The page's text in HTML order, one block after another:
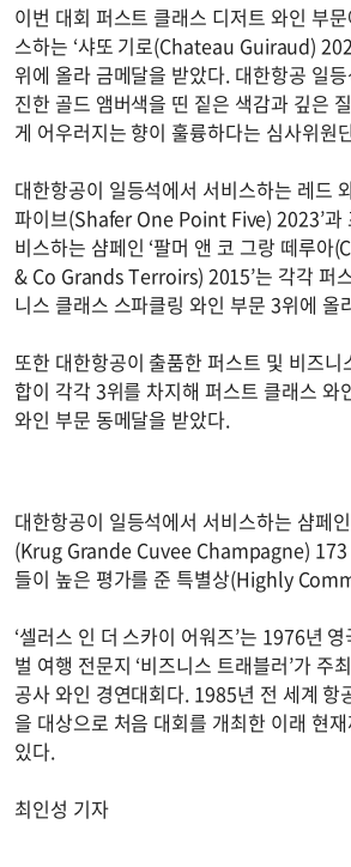
이번 대회 퍼스트 클래스 디저트 와인 부
스하는 ‘샤또 기로(Chateau Guiraud)
위에 올라 금메달을 받았다. 대한항공 일
진한 골드 앰버색을 띤 짙은 색감과 깊은
게 어우러지는 향이 훌륭하다는 심사위원
대한항공이 일등석에서 서비스하는 레드
파이브(Shafer One Point Five) 2023’과
비스하는 샴페인 ‘팔머 앤 코 그랑 떼루
& Co Grands Terroirs) 2015’는 각각 퍼
니스 클래스 스파클링 와인 부문 3위에 올
또한 대한항공이 출품한 퍼스트 및 비즈니
합이 각각 3위를 차지해 퍼스트 클래스 와
와인 부문 동메달을 받았다.
대한항공이 일등석에서 서비스하는 샴페
(Krug Grande Cuvee Champagne) 173
들이 높은 평가를 준 특별상(Highly
‘셀러스 인 더 스카이 어워즈’는 1976년
벌 여행 전문지 ‘비즈니스 트래블러’가 주
공사 와인 경연대회다. 1985년 전 세계 항
을 대상으로 처음 대회를 개최한 이래 현
있다.
최인성 기자